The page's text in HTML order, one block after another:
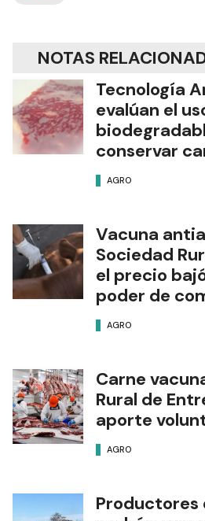
NOTAS
Tecnología
evalúan el
conservar
AGRO
Vacuna
Sociedad
el precio
poder de
AGRO
Carne
Rural de
aporte
AGRO